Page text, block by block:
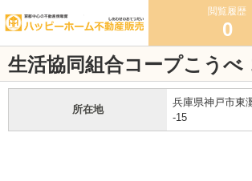
閲覧履歴
0
生活協同組合コープこうべ
所在地
兵庫県神戸市東
-15